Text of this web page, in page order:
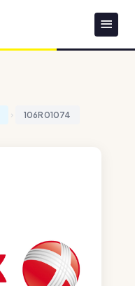
106R01074